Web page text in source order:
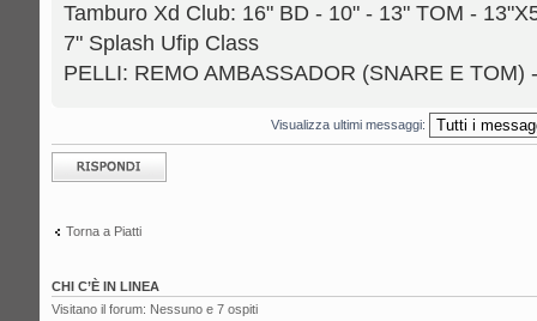
Tamburo Xd Club: 16" BD - 10" - 13" TOM -
7" Splash Ufip Class
PELLI: REMO AMBASSADOR (SNARE E TOM)
Visualizza ultimi messaggi:
Rispondi al
messaggio
Torna a Piatti
CHI C’È IN LINEA
Visitano il forum: Nessuno e 7 ospiti